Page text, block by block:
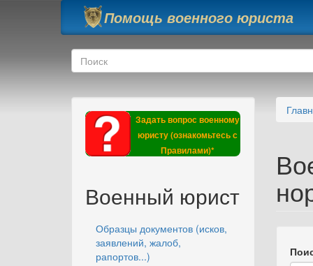
Перейти к основному содержанию
Помощь военного юриста
Форма поиска
Поиск
Задать вопрос военному
юристу (ознакомьтесь с
Правилами)*
Военный юрист
Образцы документов (исков,
заявлений, жалоб,
рапортов...)